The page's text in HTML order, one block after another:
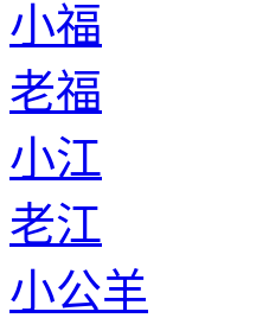
小福
老福
小江
老江
小公羊